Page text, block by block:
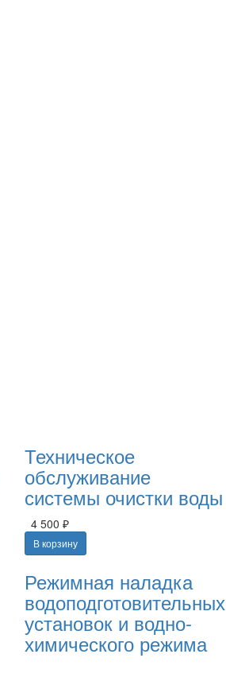
Техническое
обслуживание
системы очистки воды
4 500 ₽
В корзину
Режимная наладка
водоподготовительных
установок и водно-
химического режима